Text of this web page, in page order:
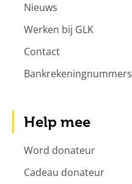
Nieuws
Werken bij GLK
Contact
Bankrekeningnummers
Help mee
Word donateur
Cadeau donateur